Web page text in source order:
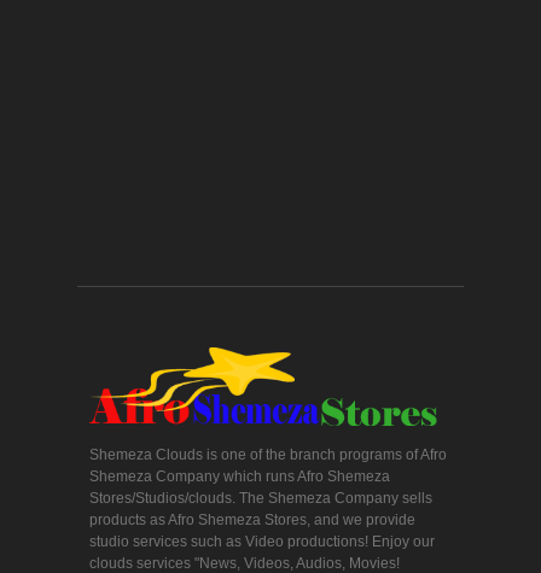
Shemeza Clouds is one of the branch programs of Afro
Shemeza Company which runs Afro Shemeza
Stores/Studios/clouds. The Shemeza Company sells
products as Afro Shemeza Stores, and we provide
studio services such as Video productions! Enjoy our
clouds services "News, Videos, Audios, Movies!